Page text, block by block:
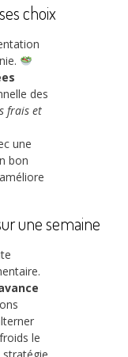
choix
des
frais et
une
bon
une semaine
le